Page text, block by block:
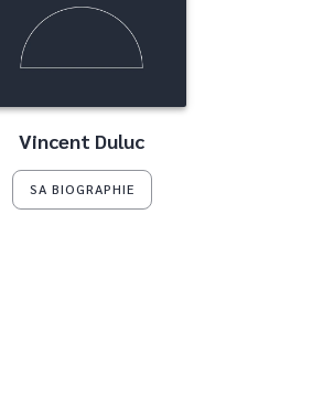
Vincent Duluc
SA BIOGRAPHIE